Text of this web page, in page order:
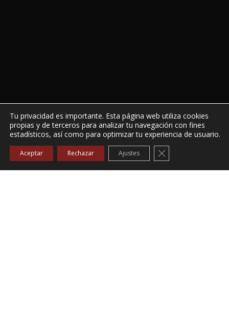
Tu privacidad es importante. Esta página web utiliza cookies
propias y de terceros para analizar tu navegación con fines
estadísticos, así como para optimizar tu experiencia de usuario.
Aceptar Rechazar Ajustes Cerrar el banner de